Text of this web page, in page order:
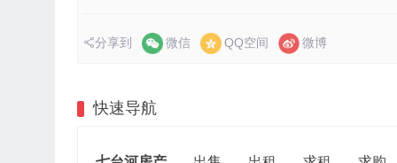
分享到 微信 QQ空间 微博
快速导航